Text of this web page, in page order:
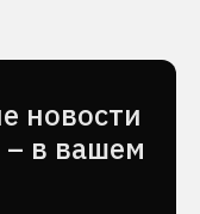
новости
в вашем